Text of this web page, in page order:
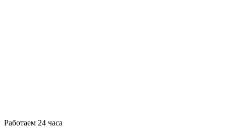
Работаем 24 часа